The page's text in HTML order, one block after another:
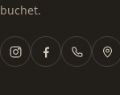
buchet.